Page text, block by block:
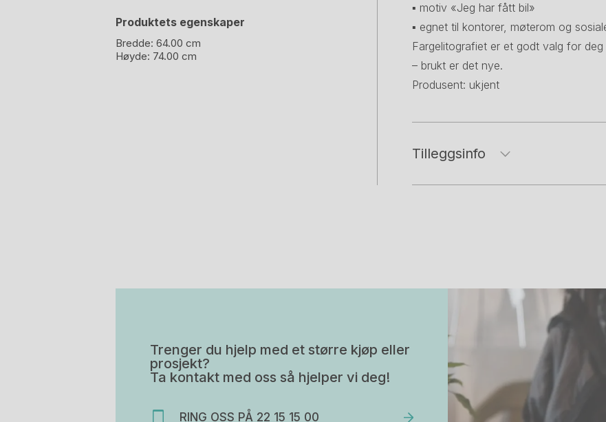
Produktets egenskaper
Bredde: 64.00 cm
Høyde: 74.00 cm
▪ motiv «Jeg har fått bil»
▪ egnet til kontorer, møterom og
Fargelitografiet er et godt valg for
– brukt er det nye.
Produsent: ukjent
Tilleggsinfo
Trenger du hjelp med et større kjøp eller
prosjekt?
Ta kontakt med oss så hjelper vi deg!
RING OSS PÅ 22 15 15 00